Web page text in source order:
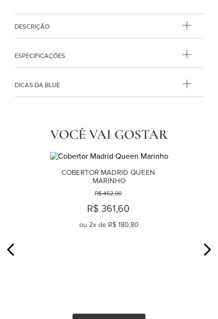
DESCRIÇÃO
ESPECIFICAÇÕES
DICAS DA BLUE
VOCÊ VAI GOSTAR
COBERTOR MADRID QUEEN
MARINHO
R$ 452,00
R$ 361,60
ou 2x de R$ 180,80